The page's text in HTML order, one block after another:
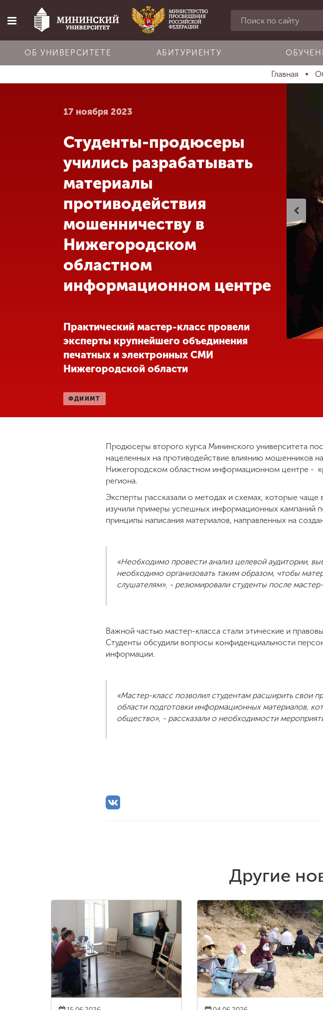
Главная
Об университете
Абитуриенту
Обучение
Международная
деятельность
Другие виды
деятельности
Студенческая
Сведения об
Приемная
ОБ УНИВЕРСИТЕТЕ АБИТУРИЕНТУ
Главная
17 ноября 2023
Студенты-продюсеры
учились разрабатывать
материалы
противодействия
мошенничеству в
Нижегородском
областном
информационном центре
Практический мастер-класс провели
эксперты крупнейшего объединения
печатных и электронных СМИ
Нижегородской области
ФДИИМТ
Продюсеры второго курса Мининского университета
нацеленных на противодействие влиянию мошенников
Нижегородском областном информационном центре -
региона.
Эксперты рассказали о методах и схемах, которые чаще
изучили примеры успешных информационных кампаний
принципы написания материалов, направленных на
«Необходимо провести анализ целевой аудитории,
необходимо организовать таким образом, чтобы
слушателям», - резюмировали студенты после
Важной частью мастер-класса стали этические и
Студенты обсудили вопросы конфиденциальности
информации.
«Мастер-класс позволил студентам расширить свои
области подготовки информационных материалов,
общество», - рассказали о необходимости
Другие